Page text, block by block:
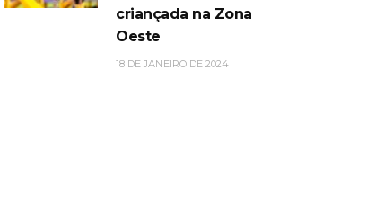
criançada na Zona
Oeste
18 DE JANEIRO DE 2024